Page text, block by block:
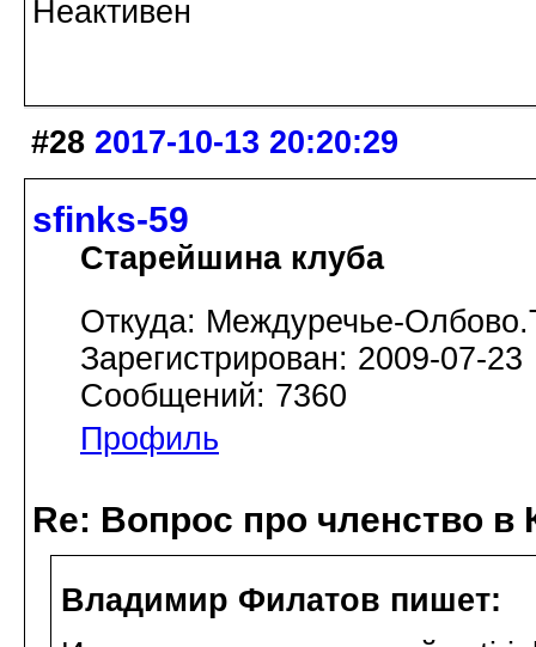
Неактивен
#28 2017-10-13 20:20:29
sfinks-59
Старейшина клуба
Откуда: Междуречье-
Зарегистрирован: 2009-07-23
Сообщений: 7360
Профиль
Re: Вопрос про членство в
Владимир Филатов пишет: